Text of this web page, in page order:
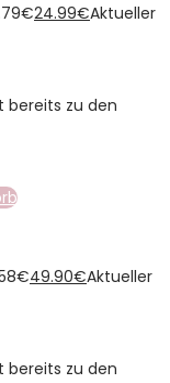
24.99€Aktueller
bereits zu den
49.90€Aktueller
bereits zu den